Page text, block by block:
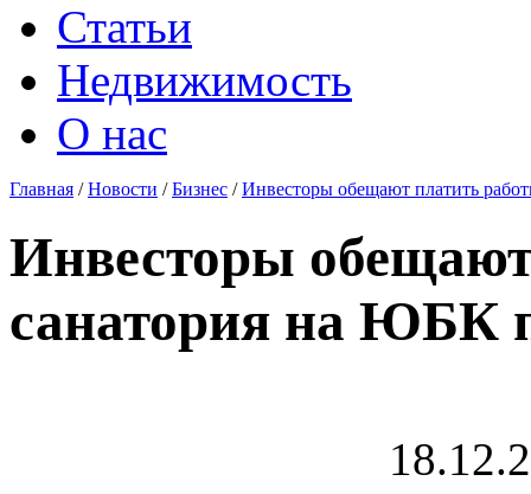
Статьи
Недвижимость
О нас
Главная /Новости /Бизнес /Инвесторы обещают платить
Инвесторы
санатория на ЮБК